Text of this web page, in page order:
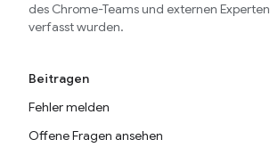
des Chrome-Teams und externen Experten
verfasst wurden.
Beitragen
Fehler melden
Offene Fragen ansehen